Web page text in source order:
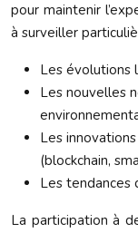
pour maintenir
à surveiller
Les évolutions
Les nouvelles
Les
(blockchain,
Les tendances
La participation à